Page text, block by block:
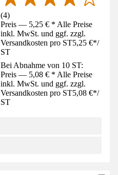
(4)
Preis — 5,25 € * Alle Preise
inkl. MwSt. und ggf. zzgl.
Versandkosten pro ST5,25 €*/
ST
Bei Abnahme von 10 ST:
Preis — 5,08 € * Alle Preise
inkl. MwSt. und ggf. zzgl.
Versandkosten pro ST5,08 €*/
ST